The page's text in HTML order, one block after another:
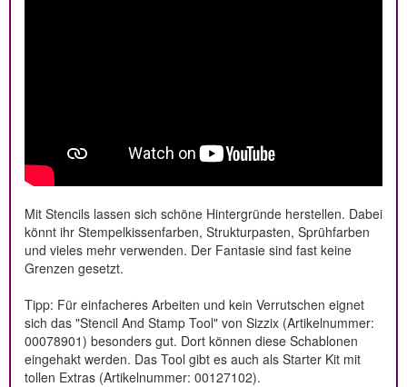
Mit Stencils lassen sich schöne Hintergründe herstellen. Dabei
könnt ihr Stempelkissenfarben, Strukturpasten, Sprühfarben
und vieles mehr verwenden. Der Fantasie sind fast keine
Grenzen gesetzt.
Tipp: Für einfacheres Arbeiten und kein Verrutschen eignet
sich das "Stencil And Stamp Tool" von Sizzix (Artikelnummer:
00078901) besonders gut. Dort können diese Schablonen
eingehakt werden. Das Tool gibt es auch als Starter Kit mit
tollen Extras (Artikelnummer: 00127102).